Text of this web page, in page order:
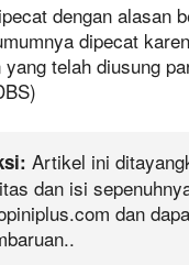
dengan alasan
dipecat
yang telah diusung
Artikel ini
dan isi
dan